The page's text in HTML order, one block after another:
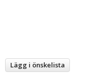
Lägg i önskelista